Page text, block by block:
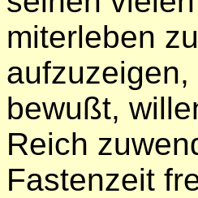
miterleben
bewußt,
Reich
Fastenzeit